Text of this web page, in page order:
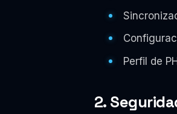
Perfil de
2.